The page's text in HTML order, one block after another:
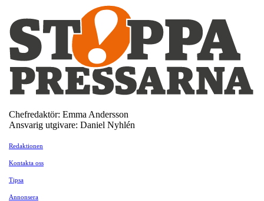
Chefredaktör: Emma Andersson
Ansvarig utgivare: Daniel Nyhlén
Redaktionen
Kontakta oss
Tipsa
Annonsera